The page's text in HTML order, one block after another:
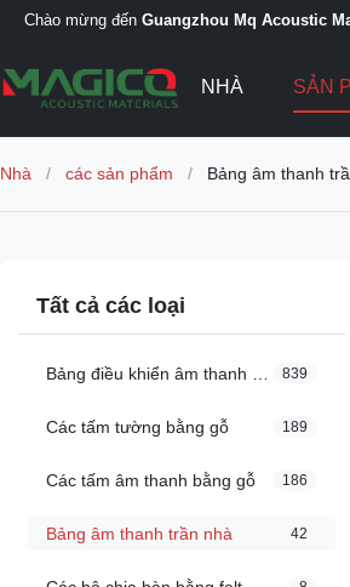
Chào mừng đến Guangzhou Mq Acoustic
NHÀ SẢN
Nhà / các sản phẩm / Bảng âm thanh
Tất cả các loại
839
Các tấm tường bằng gỗ 189
Các tấm âm thanh bằng gỗ 186
Bảng âm thanh trần nhà 42